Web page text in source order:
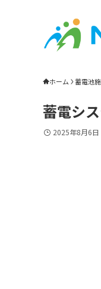
ホーム 蓄電池
蓄電シ
2025年8月6日